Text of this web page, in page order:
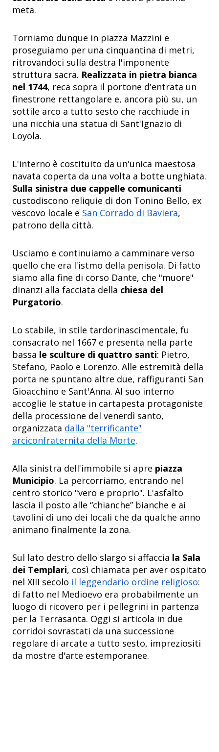
meta.
Torniamo dunque in piazza Mazzini e
proseguiamo per una cinquantina di metri,
ritrovandoci sulla destra l'imponente
struttura sacra. Realizzata in pietra bianca
nel 1744, reca sopra il portone d'entrata un
finestrone rettangolare e, ancora più su, un
sottile arco a tutto sesto che racchiude in
una nicchia una statua di Sant'Ignazio di
Loyola.
L'interno è costituito da un'unica maestosa
navata coperta da una volta a botte unghiata.
Sulla sinistra due cappelle comunicanti
custodiscono reliquie di don Tonino Bello, ex
vescovo locale e San Corrado di Baviera,
patrono della città.
Usciamo e continuiamo a camminare verso
quello che era l'istmo della penisola. Di fatto
siamo alla fine di corso Dante, che "muore"
dinanzi alla facciata della chiesa del
Purgatorio.
Lo stabile, in stile tardorinascimentale, fu
consacrato nel 1667 e presenta nella parte
bassa le sculture di quattro santi: Pietro,
Stefano, Paolo e Lorenzo. Alle estremità della
porta ne spuntano altre due, raffiguranti San
Gioacchino e Sant'Anna. Al suo interno
accoglie le statue in cartapesta protagoniste
della processione del venerdì santo,
organizzata dalla "terrificante"
arciconfraternita della Morte.
Alla sinistra dell'immobile si apre piazza
Municipio. La percorriamo, entrando nel
centro storico "vero e proprio". L'asfalto
lascia il posto alle “chianche” bianche e ai
tavolini di uno dei locali che da qualche anno
animano finalmente la zona.
Sul lato destro dello slargo si affaccia la Sala
dei Templari, così chiamata per aver ospitato
nel XIII secolo il leggendario ordine religioso:
di fatto nel Medioevo era probabilmente un
luogo di ricovero per i pellegrini in partenza
per la Terrasanta. Oggi si articola in due
corridoi sovrastati da una successione
regolare di arcate a tutto sesto, impreziositi
da mostre d'arte estemporanee.